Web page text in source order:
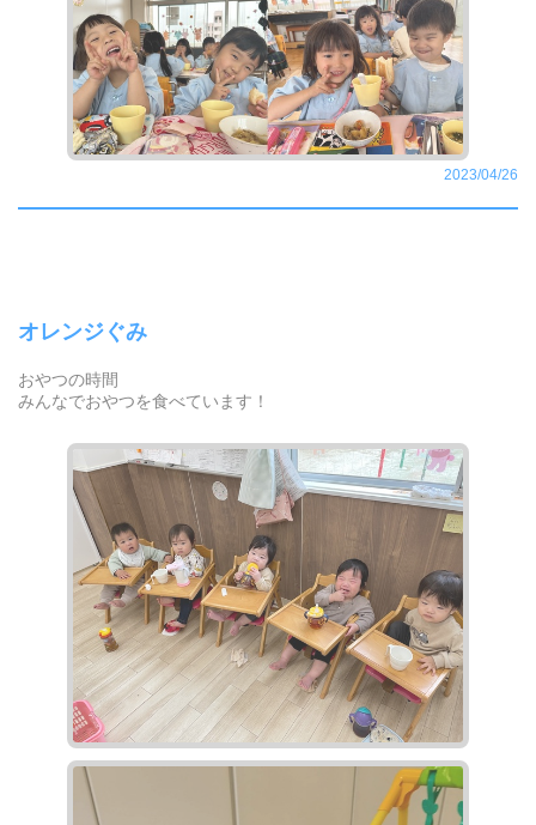
2023/04/26
オレンジぐみ
おやつの時間
みんなでおやつを食べています！